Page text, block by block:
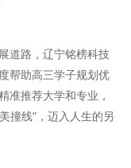
道路，辽宁铭榜科技
帮助高三学子规划优
准推荐大学和专业，
撞线”，迈入人生的另